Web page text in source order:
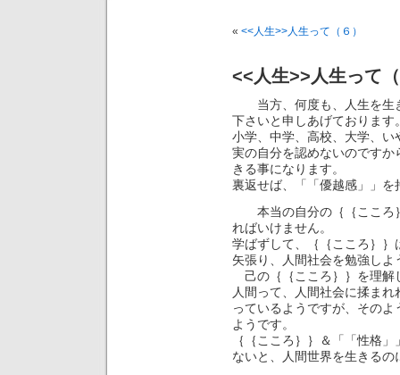
« <<人生>>人生って（６）
<<人生>>人生って
当方、何度も、人生を生
下さいと申しあげております
小学、中学、高校、大学、
実の自分を認めないのです
きる事になります。
裏返せば、「「優越感」」
本当の自分の｛｛こころ
ればいけません。
学ばずして、｛｛こころ｝
矢張り、人間社会を勉強し
己の｛｛こころ｝｝を理解
人間って、人間社会に揉ま
っているようですが、その
ようです。
｛｛こころ｝｝＆「「性格
ないと、人間世界を生きる